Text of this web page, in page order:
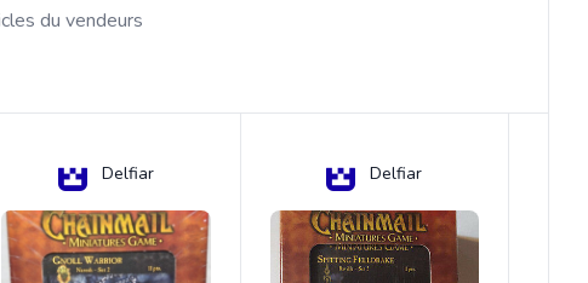
du vendeurs
Delfiar Delfiar